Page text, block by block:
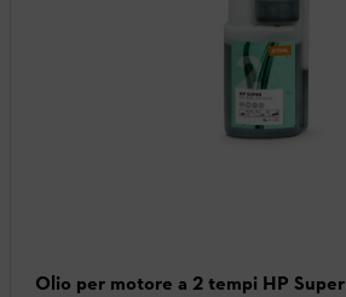
Olio per motore a 2 tempi HP Super